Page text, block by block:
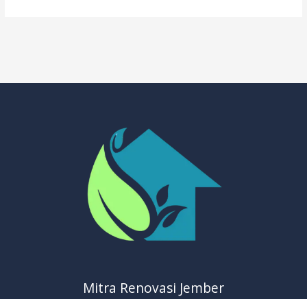
Mitra Renovasi Jember